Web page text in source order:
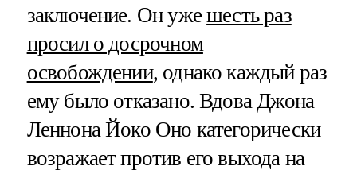
заключение. Он ужешесть раз
просил о досрочном
освобождении, однако каждый раз
ему было отказано. Вдова Джона
Леннона Йоко Оно категорически
возражает против его выхода на